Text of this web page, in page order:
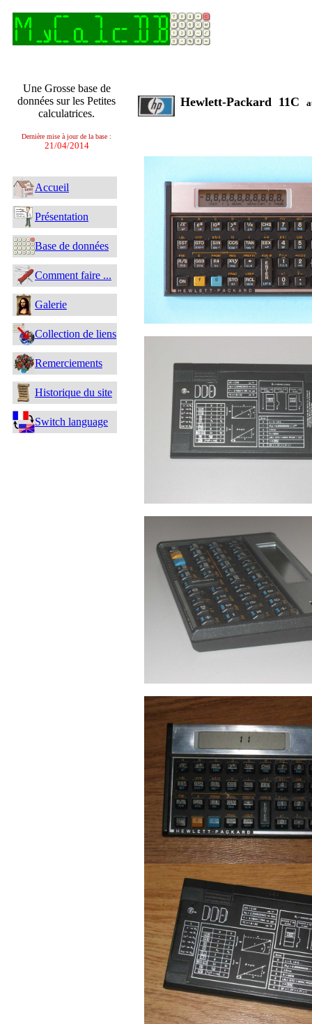
Une Grosse base de
données sur les Petites
calculatrices.
Dernière mise à jour de la base :
21/04/2014
Accueil
Présentation
Base de données
Comment faire ...
Galerie
Collection de liens
Remerciements
Historique du site
Switch language
Hewlett-Packard 11C